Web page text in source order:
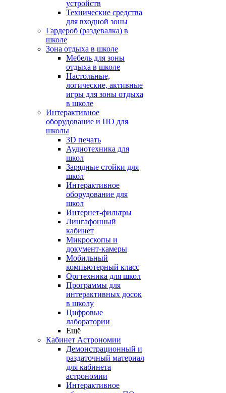
устройств
Технические средства
для входной зоны
Гардероб (раздевалка) в
школе
Зона отдыха в школе
Мебель для зоны
отдыха в школе
Настольные,
логические, активные
игры для зоны отдыха
в школе
Интерактивное
оборудование и ПО для
школы
3D печать
Аудиотехника для
школ
Зарядные стойки для
школ
Интерактивное
оборудование для
школ
Интернет-фильтры
Лингафонный
кабинет
Микроскопы и
документ-камеры
Мобильный
компьютерный класс
Оргтехника для школ
Программы для
интерактивных досок
в школу
Цифровые
лаборатории
Ещё
Кабинет Астрономии
Демонстрационный и
раздаточный материал
для кабинета
астрономии
Интерактивное